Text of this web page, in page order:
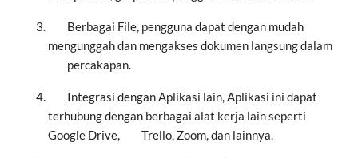
Berbagai File, pengguna dapat dengan mudah
mengunggah dan mengakses dokumen langsung dalam
percakapan.
Integrasi dengan Aplikasi lain, Aplikasi ini dapat
terhubung dengan berbagai alat kerja lain seperti
Google Drive,
Trello, Zoom, dan lainnya.